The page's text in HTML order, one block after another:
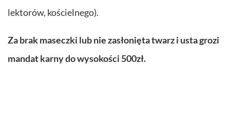
lektorów, kościelnego).
Za brak maseczki lub nie zasłonięta twarz i usta grozi
mandat karny do wysokości 500zł.